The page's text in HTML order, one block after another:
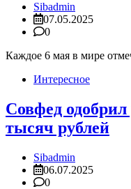
Sibadmin
07.05.2025
0
Каждое 6 мая в мире
Интересное
Совфед
тысяч рублей
Sibadmin
06.07.2025
0